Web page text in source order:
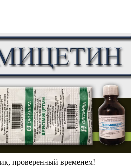
проверенный временем!